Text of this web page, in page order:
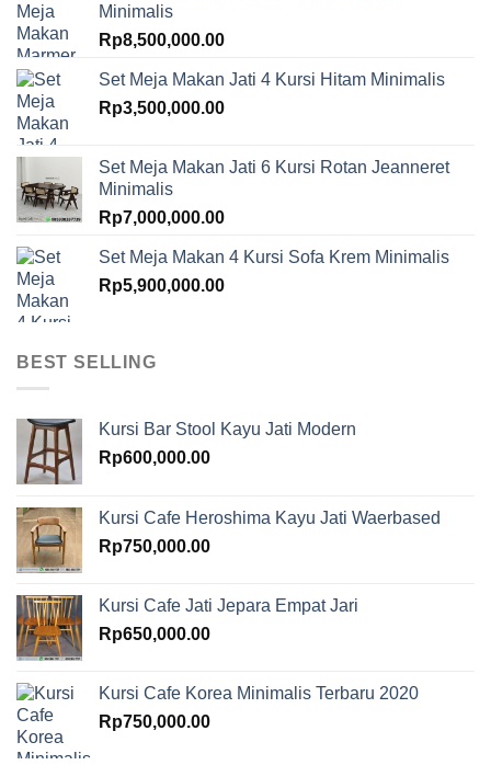
Minimalis
Rp8,500,000.00
Set Meja Makan Jati 4 Kursi Hitam Minimalis
Rp3,500,000.00
Set Meja Makan Jati 6 Kursi Rotan Jeanneret
Minimalis
Rp7,000,000.00
Set Meja Makan 4 Kursi Sofa Krem Minimalis
Rp5,900,000.00
BEST SELLING
Kursi Bar Stool Kayu Jati Modern
Rp600,000.00
Kursi Cafe Heroshima Kayu Jati Waerbased
Rp750,000.00
Kursi Cafe Jati Jepara Empat Jari
Rp650,000.00
Kursi Cafe Korea Minimalis Terbaru 2020
Rp750,000.00